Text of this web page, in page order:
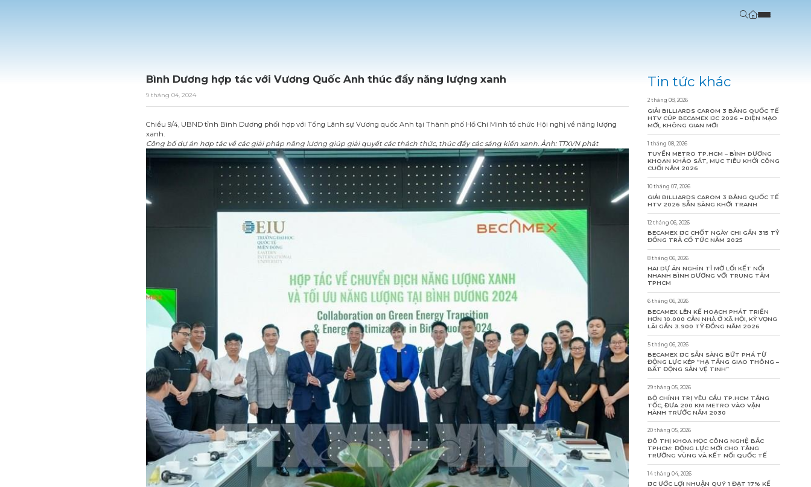
Bình Dương hợp tác với Vương Quốc Anh thúc đẩy năng lượng xanh
9 tháng 04, 2024
Chiều 9/4, UBND tỉnh Bình Dương phối hợp với Tổng Lãnh sự Vương quốc Anh tại Thành phố Hồ Chí Minh tổ chức Hội nghị về năng lượng
xanh.
Công bố dự án hợp tác về các giải pháp năng lượng giúp giải quyết các thách thức, thúc đẩy các sáng kiến xanh. Ảnh: TTXVN phát
Tin tức khác
2 tháng 08, 2026
GIẢI BILLIARDS CAROM 3 BĂNG QUỐC TẾ
HTV CÚP BECAMEX IJC 2026 – DIỆN MẠO
MỚI, KHÔNG GIAN MỚI
1 tháng 08, 2026
TUYẾN METRO TP.HCM – BÌNH DƯƠNG
KHOAN KHẢO SÁT, MỤC TIÊU KHỞI CÔNG
CUỐI NĂM 2026
10 tháng 07, 2026
GIẢI BILLIARDS CAROM 3 BĂNG QUỐC TẾ
HTV 2026 SẴN SÀNG KHỞI TRANH
12 tháng 06, 2026
BECAMEX IJC CHỐT NGÀY CHI GẦN 315 TỶ
ĐỒNG TRẢ CỔ TỨC NĂM 2025
8 tháng 06, 2026
HAI DỰ ÁN NGHÌN TỈ MỞ LỐI KẾT NỐI
NHANH BÌNH DƯƠNG VỚI TRUNG TÂM
TPHCM
6 tháng 06, 2026
BECAMEX LÊN KẾ HOẠCH PHÁT TRIỂN
HƠN 10.000 CĂN NHÀ Ở XÃ HỘI, KỲ VỌNG
LÃI GẦN 3.900 TỶ ĐỒNG NĂM 2026
5 tháng 06, 2026
BECAMEX IJC SẴN SÀNG BỨT PHÁ TỪ
ĐỘNG LỰC KÉP “HẠ TẦNG GIAO THÔNG –
BẤT ĐỘNG SẢN VỆ TINH”
29 tháng 05, 2026
BỘ CHÍNH TRỊ YÊU CẦU TP.HCM TĂNG
TỐC, ĐƯA 200 KM METRO VÀO VẬN
HÀNH TRƯỚC NĂM 2030
20 tháng 05, 2026
ĐÔ THỊ KHOA HỌC CÔNG NGHỆ BẮC
TPHCM: ĐỘNG LỰC MỚI CHO TĂNG
TRƯỞNG VÙNG VÀ KẾT NỐI QUỐC TẾ
14 tháng 04, 2026
IJC ƯỚC LỢI NHUẬN QUÝ 1 ĐẠT 17% KẾ